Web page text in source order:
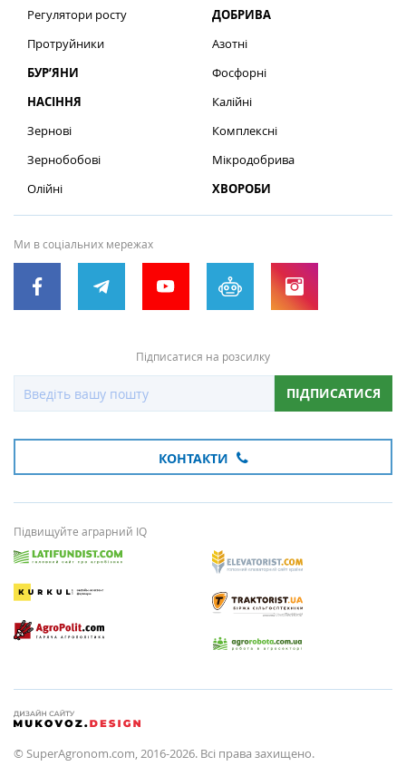
Регулятори росту
Протруйники
БУР’ЯНИ
НАСІННЯ
Зернові
Зернобобові
Олійні
ДОБРИВА
Азотні
Фосфорні
Калійні
Комплексні
Мікродобрива
ХВОРОБИ
Ми в соціальних мережах
Підписатися на розсилку
ПІДПИСАТИСЯ
КОНТАКТИ
Підвищуйте аграрний IQ
© SuperAgronom.com, 2016-2026. Всі права захищено.